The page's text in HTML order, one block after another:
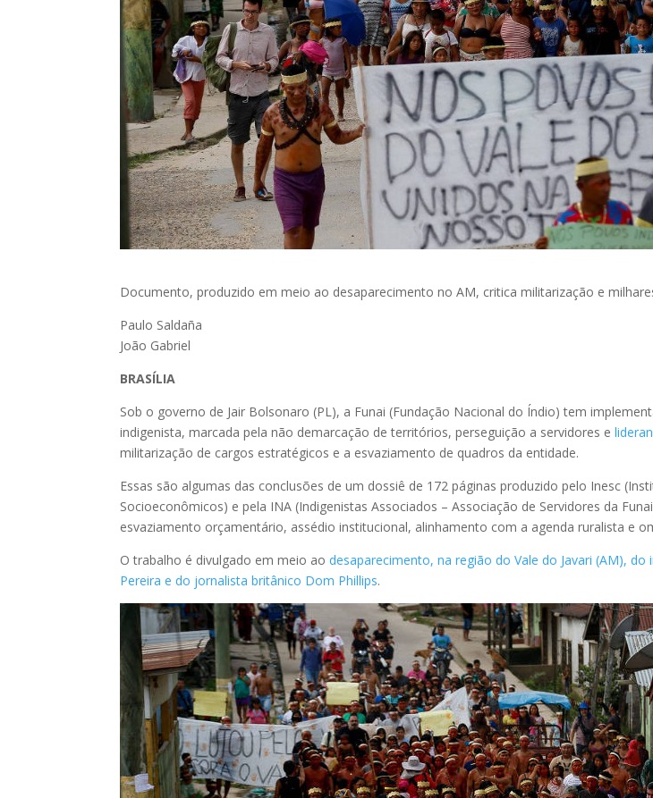
Documento, produzido em meio ao desaparecimento no AM, critica militarização e
Paulo Saldaña
João Gabriel
BRASÍLIA
Sob o governo de Jair Bolsonaro (PL), a Funai (Fundação Nacional do Índio) tem
indigenista, marcada pela não demarcação de territórios, perseguição a servidores e
militarização de cargos estratégicos e a esvaziamento de quadros da entidade.
Essas são algumas das conclusões de um dossiê de 172 páginas produzido pelo Inesc
Socioeconômicos) e pela INA (Indigenistas Associados – Associação de Servidores da
esvaziamento orçamentário, assédio institucional, alinhamento com a agenda ruralista e
O trabalho é divulgado em meio aodesaparecimento, na região do Vale do Javari (AM),
Pereira e do jornalista britânico Dom Phillips.